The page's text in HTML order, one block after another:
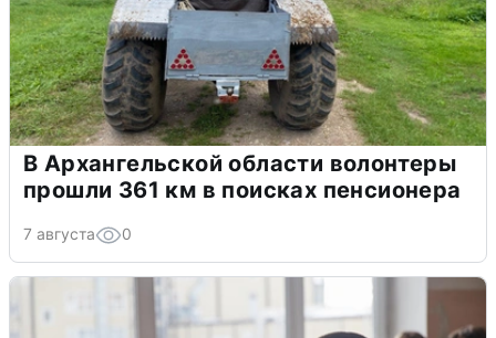
В Архангельской области волонтеры
прошли 361 км в поисках пенсионера
7 августа 0